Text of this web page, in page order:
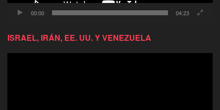
00:00 04:23
ISRAEL, IRÁN, EE. UU. Y VENEZUELA